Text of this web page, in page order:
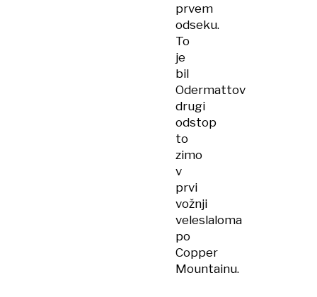
prvem
odseku.
To
je
bil
Odermattov
drugi
odstop
to
zimo
v
prvi
vožnji
veleslaloma
po
Copper
Mountainu.